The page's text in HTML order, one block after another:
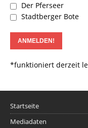
Der Pferseer
Stadtberger Bote
*funktioniert derzeit
Startseite
Mediadaten